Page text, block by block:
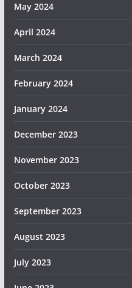
May 2024
April 2024
March 2024
February 2024
January 2024
December 2023
November 2023
October 2023
September 2023
August 2023
July 2023